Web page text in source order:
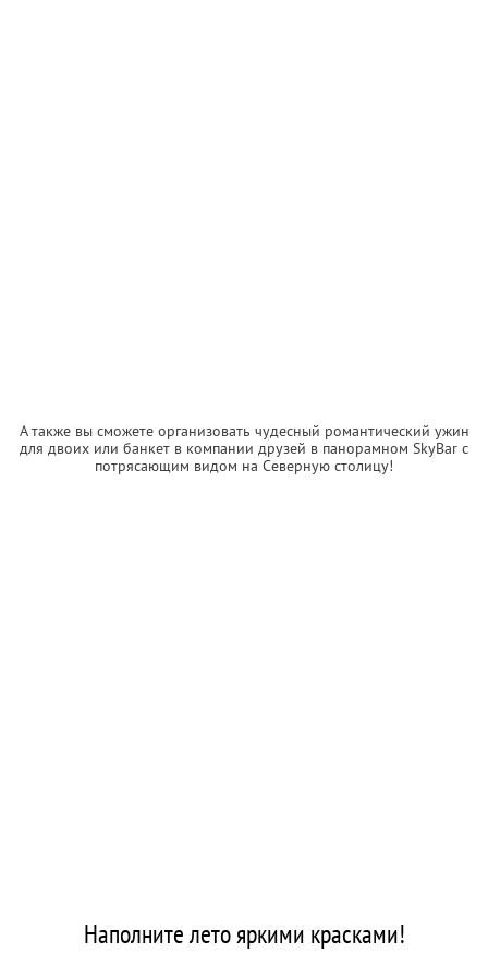
А также вы сможете организовать чудесный романтический ужин
для двоих или банкет в компании друзей в панорамном SkyBаr с
потрясающим видом на Северную столицу!
Наполните лето яркими красками!